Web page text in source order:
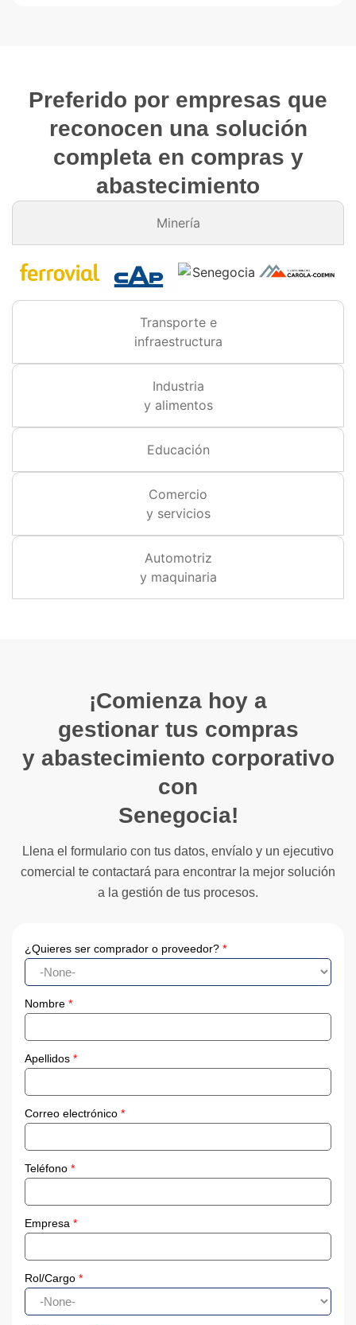
Preferido por empresas que
reconocen una solución
completa en compras y
abastecimiento
Minería
Transporte e
infraestructura
Industria
y alimentos
Educación
Comercio
y servicios
Automotriz
y maquinaria
¡Comienza hoy a
gestionar tus compras
y abastecimiento corporativo
con
Senegocia!
Llena el formulario con tus datos, envíalo y un ejecutivo
comercial te contactará para encontrar la mejor solución
a la gestión de tus procesos.
¿Quieres ser comprador o proveedor? *
Nombre *
Apellidos *
Correo electrónico *
Teléfono *
Empresa *
Rol/Cargo *